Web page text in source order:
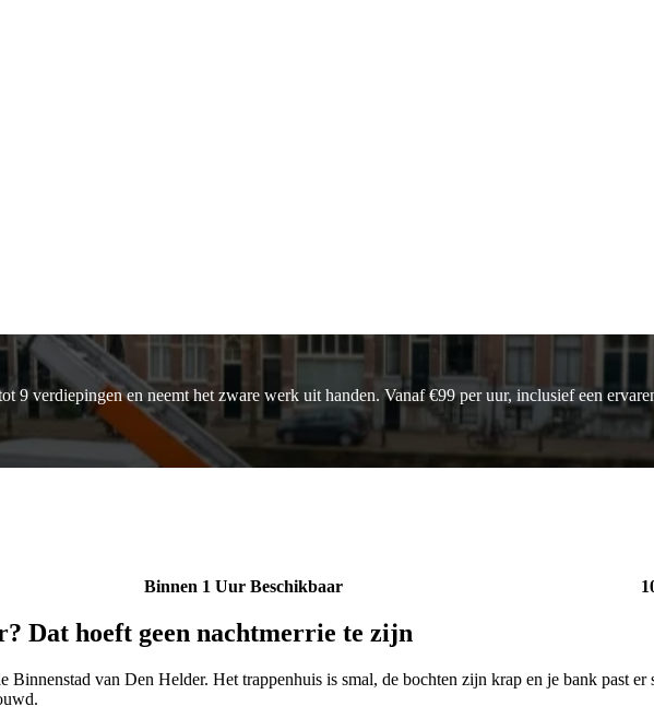
9 verdiepingen en neemt het zware werk uit handen. Vanaf €99 per uur, inclusief een
Binnen 1 Uur Beschikbaar
Dat hoeft geen nachtmerrie te zijn
Binnenstad van Den Helder. Het trappenhuis is smal, de bochten zijn krap en je bank past